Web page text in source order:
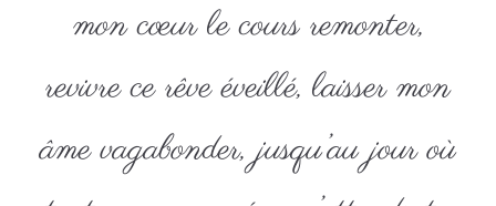
mon cœur le cours remonter,
revivre ce rêve éveillé, laisser mon
âme vagabonder, jusqu’au jour où